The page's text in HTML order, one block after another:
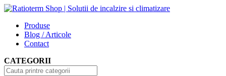
Produse
Blog / Articole
Contact
CATEGORII